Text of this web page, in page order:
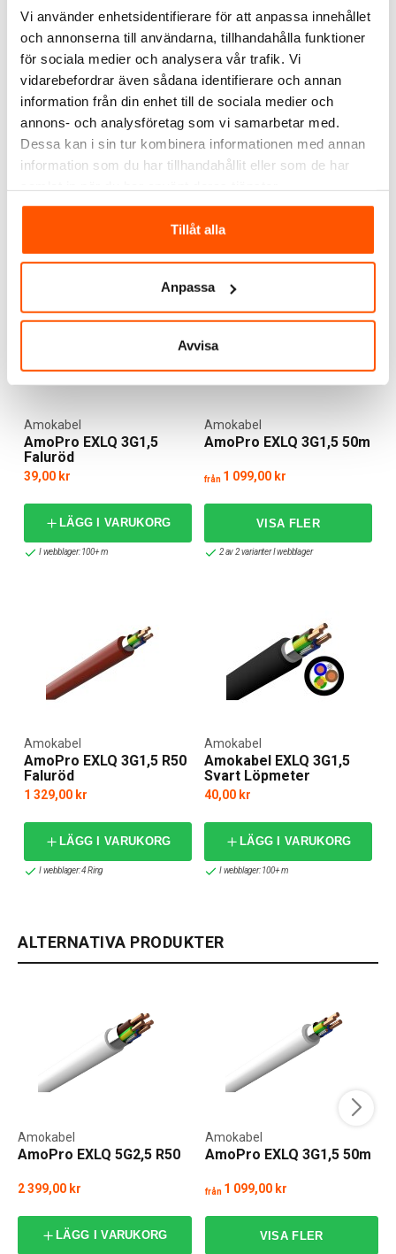
Vi använder enhetsidentifierare för att anpassa innehållet
och annonserna till användarna, tillhandahålla funktioner
för sociala medier och analysera vår trafik. Vi
vidarebefordrar även sådana identifierare och annan
information från din enhet till de sociala medier och
annons- och analysföretag som vi samarbetar med.
Dessa kan i sin tur kombinera informationen med annan
information som du har tillhandahållit eller som de har
Tillåt alla
Anpassa
Avvisa
Amokabel EXLQ 4G1,5
Svart Löpmeter/bobin
Amokabel
40,00 kr
LÄGG I VARUKORG
AmoPro EXLQ 3G1,5
Löpmeter
Amokabel
26,00 kr
LÄGG I VARUKORG
I webblager: 100+ m
AmoPro EXLQ 3G1,5
Faluröd
Amokabel
39,00 kr
LÄGG I VARUKORG
I webblager: 100+ m
AmoPro EXLQ 3G1,5 50m
Amokabel
från 1 099,00 kr
2 av 2 varianter I webblager
AmoPro EXLQ 3G1,5 R50
Faluröd
Amokabel
1 329,00 kr
LÄGG I VARUKORG
I webblager: 4 Ring
Amokabel EXLQ 3G1,5
Svart Löpmeter
Amokabel
40,00 kr
LÄGG I VARUKORG
I webblager: 100+ m
ALTERNATIVA PRODUKTER
AmoPro EXLQ 5G2,5 R50
Amokabel
2 399,00 kr
LÄGG I VARUKORG
AmoPro EXLQ 3G1,5 50m
Amokabel
från 1 099,00 kr